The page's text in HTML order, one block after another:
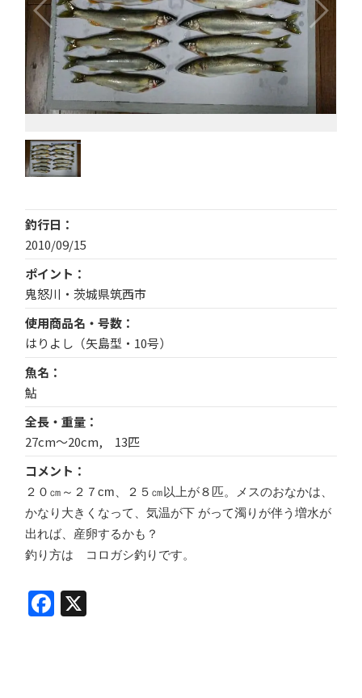
釣行日
2010/09/15
ポイント
鬼怒川・茨城県筑西市
使用商品名・号数
はりよし（矢島型・10号）
魚名
鮎
全長・重量
27cm～20cm, 13匹
コメント
２０㎝～２７cm、２５㎝以上が８匹。メスのおなかは、
かなり大きくなって、気温が下 がって濁りが伴う増水が
出れば、産卵するかも？
釣り方は コロガシ釣りです。
Facebook